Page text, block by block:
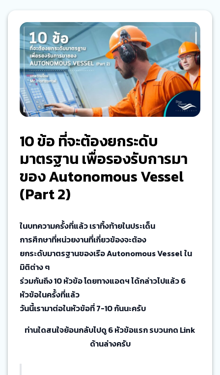
10 ข้อ ที่จะต้องยกระดับ
มาตรฐาน เพื่อรองรับการมา
ของ Autonomous Vessel
(Part 2)
ในบทความครั้งที่แล้ว เราทิ้งท้ายในประเด็น
การศึกษาที่หน่วยงานที่เกี่ยวข้องจะต้อง
ยกระดับมาตรฐานของเรือ Autonomous Vessel ใน
มิติต่าง ๆ
ร่วมกันถึง 10 หัวข้อ โดยทางแอดฯ ได้กล่าวไปแล้ว 6
หัวข้อในครั้งที่แล้ว
วันนี้เรามาต่อในหัวข้อที่ 7-10 กันนะครับ
ท่านใดสนใจย้อนกลับไปดู 6 หัวข้อแรก รบวนกด Link
ด้านล่างครับ